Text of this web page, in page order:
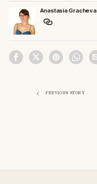
Anastasia Gracheva
PREVIOUS STORY